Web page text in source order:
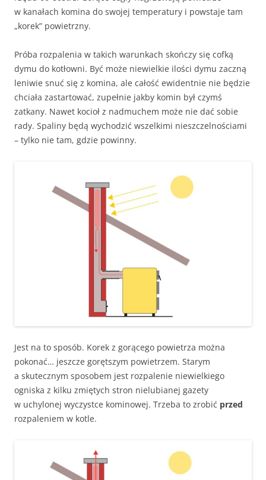
w kanałach komina do swojej temperatury i powstaje tam
„korek” powietrzny.
Próba rozpalenia w takich warunkach skończy się cofką
dymu do kotłowni. Być może niewielkie ilości dymu zaczną
leniwie snuć się z komina, ale całość ewidentnie nie będzie
chciała zastartować, zupełnie jakby komin był czymś
zatkany. Nawet kocioł z nadmuchem może nie dać sobie
rady. Spaliny będą wychodzić wszelkimi nieszczelnościami
– tylko nie tam, gdzie powinny.
Jest na to sposób. Korek z gorącego powietrza można
pokonać… jeszcze gorętszym powietrzem. Starym
a skutecznym sposobem jest rozpalenie niewielkiego
ogniska z kilku zmiętych stron nielubianej gazety
w uchylonej wyczystce kominowej. Trzeba to zrobić przed
rozpaleniem w kotle.